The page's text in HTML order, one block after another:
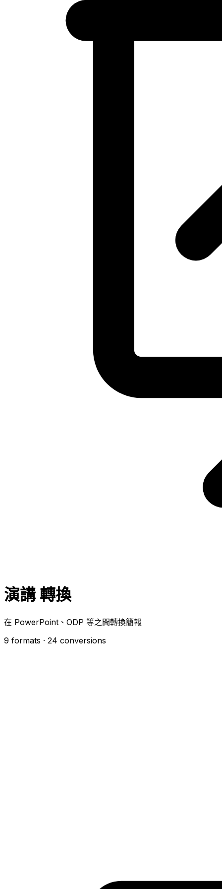
演講 轉換
在 PowerPoint、ODP 等之間轉換簡報
9 formats · 24 conversions